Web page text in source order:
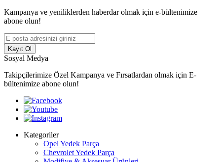
Kampanya ve yeniliklerden haberdar olmak için e-bültenimize
abone olun!
Kayıt Ol
Sosyal Medya
Takipçilerimize Özel Kampanya ve Fırsatlardan olmak için E-
bültenimize abone olun!
Kategoriler
Opel Yedek Parça
Chevrolet Yedek Parça